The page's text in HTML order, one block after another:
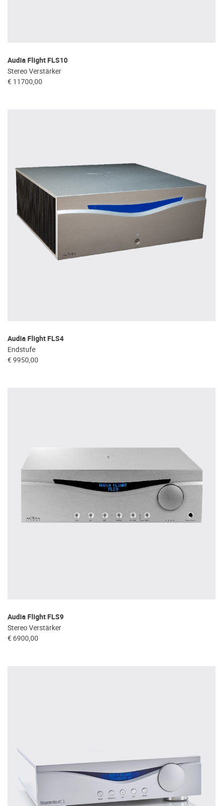
Audia Flight FLS10
Stereo Verstärker
€ 11700,00
Audia Flight FLS4
Endstufe
€ 9950,00
Audia Flight FLS9
Stereo Verstärker
€ 6900,00